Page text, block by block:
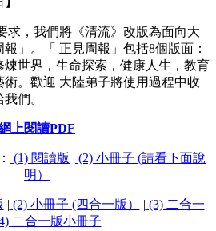
求，我們將《清流》改版為面向大
」。「 正見周報」包括8個版面：
世界，生命探索，健康人生，教育
。歡迎 大陸弟子將使用過程中收
們。
上閱讀PDF
(1) 閱讀版 | (2) 小冊子 (請看下面說
明）
| (2) 小冊子 (四合一版） | (3) 二合一
二合一版小冊子